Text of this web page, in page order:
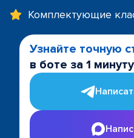
Комплектующие
Узнайте точную
в боте за 1 минуту